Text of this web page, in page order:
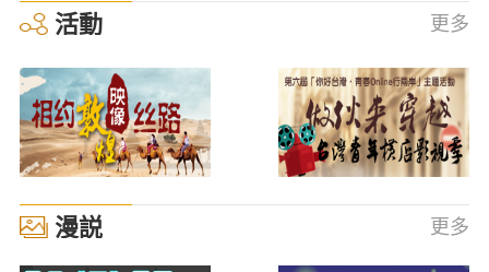
活動 更多
漫説 更多